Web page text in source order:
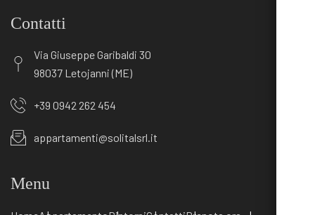
Contatti
Via Giuseppe Garibaldi 30
98037 Letojanni (ME)
+39 0942 262 454
appartamenti@solitalsrl.it
Menu